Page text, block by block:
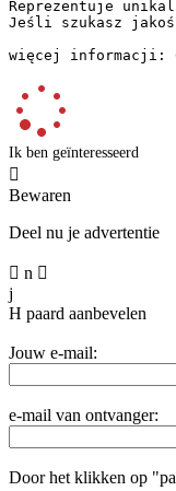
Reprezentuje
Jeśli szukasz
więcej informacji:
Ik ben geïnteresseerd

Bewaren
Deel nu je advertentie
 n 
j
H paard aanbevelen
Jouw e-mail:
e-mail van ontvanger:
Door het klikken op